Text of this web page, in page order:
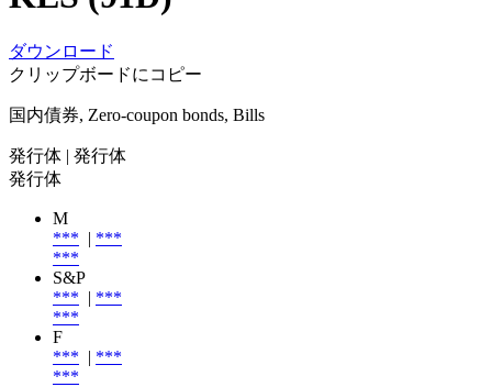
ダウンロード
クリップボードにコピー
国内債券, Zero-coupon bonds, Bills
発行体 | 発行体
発行体
M
*** | ***
***
S&P
*** | ***
***
F
*** | ***
***